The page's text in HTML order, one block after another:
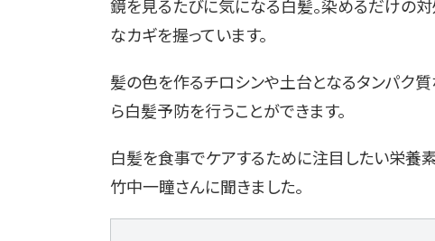
鏡を見るたびに気になる白髪。染めるだけの
なカギを握っています。
髪の色を作るチロシンや土台となるタンパク
ら白髪予防を行うことができます。
白髪を食事でケアするために注目したい栄養
竹中一瞳さんに聞きました。